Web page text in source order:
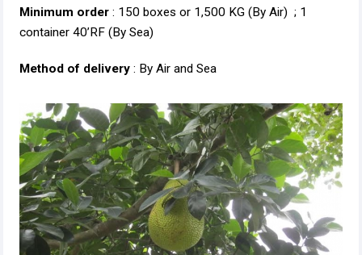
Minimum order : 150 boxes or 1,500 KG (By Air) ; 1
container 40’RF (By Sea)
Method of delivery : By Air and Sea